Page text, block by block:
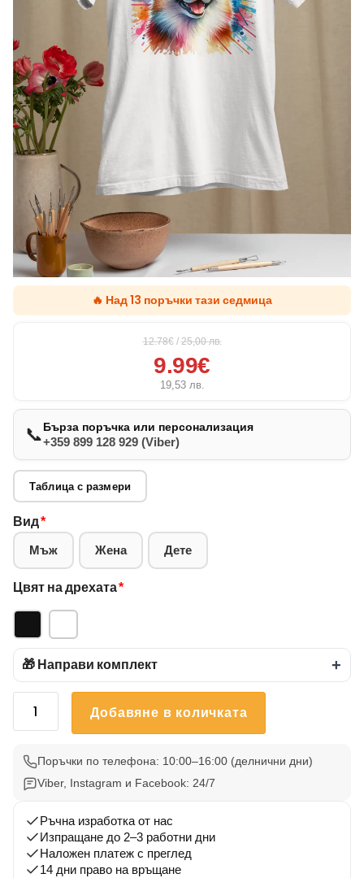
🔥 Над 13 поръчки тази седмица
12.78€ / 25,00лв.
9.99€
19,53 лв.
📞Бърза поръчка или персонализация
+359 899 128 929 (Viber)
Таблица с размери
Вид*
Мъж Жена Дете
Цвят на дрехата*
🎁 Направи комплект +
количество
Корги
Добавяне в количката
Поръчки по телефона: 10:00–16:00 (делнични дни)
Viber, Instagram и Facebook: 24/7
Ръчна изработка от нас
Изпращане до 2–3 работни дни
Наложен платеж с преглед
14 дни право на връщане